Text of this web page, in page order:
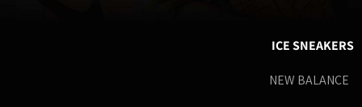
ICE SNEAKERS
NEW BALANCE